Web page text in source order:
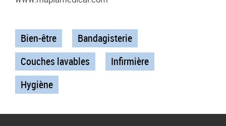
Bien-être
Bandagisterie
Couches lavables
Infirmière
Hygiène